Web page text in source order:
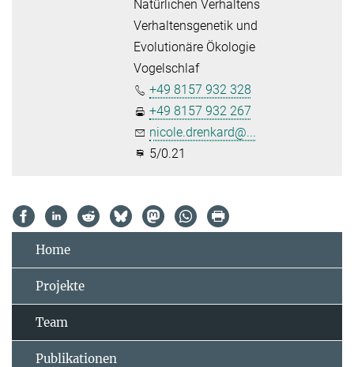
Natürlichen Verhaltens
Verhaltensgenetik und
Evolutionäre Ökologie
Vogelschlaf
+49 8157 932 328
+49 8157 932 267
nicole.drenkard@...
5/0.21
Home
Projekte
Team
Publikationen